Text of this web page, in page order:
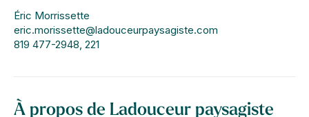
Éric Morrissette
eric.morissette@ladouceurpaysagiste.com
819 477-2948, 221
À propos de Ladouceur paysagiste